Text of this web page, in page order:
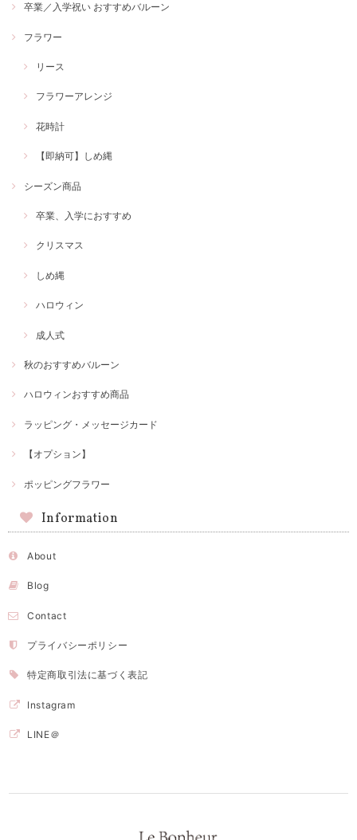
卒業／入学祝い おすすめバルーン
フラワー
リース
フラワーアレンジ
花時計
【即納可】しめ縄
シーズン商品
卒業、入学におすすめ
クリスマス
しめ縄
ハロウィン
成人式
秋のおすすめバルーン
ハロウィンおすすめ商品
ラッピング・メッセージカード
【オプション】
ポッピングフラワー
Information
About
Blog
Contact
プライバシーポリシー
特定商取引法に基づく表記
Instagram
LINE＠